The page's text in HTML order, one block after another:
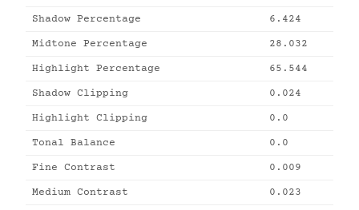
Shadow Percentage 6.424
Midtone Percentage 28.032
Highlight Percentage 65.544
Shadow Clipping 0.024
Highlight Clipping 0.0
Tonal Balance 0.0
Fine Contrast 0.009
Medium Contrast 0.023